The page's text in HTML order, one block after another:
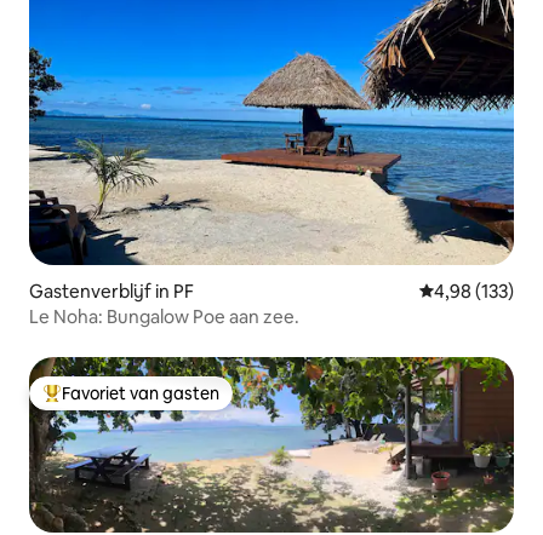
Gastenverblijf in PF Gemiddelde
4,98 (133)
Le Noha: Bungalow Poe aan zee.
Topfavoriet van gasten
Favoriet van gasten